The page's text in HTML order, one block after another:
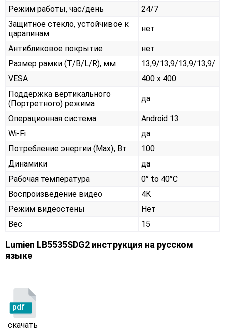
Режим работы, час/день
24/7
Защитное стекло, устойчивое к
царапинам
нет
Антибликовое покрытие
нет
Размер рамки (T/B/L/R), мм
13,9/13,9/13,9/13,9/
VESA
400 x 400
Поддержка вертикального
(Портретного) режима
да
Операционная система
Android 13
Wi-Fi
да
Потребление энергии (Max), Вт
100
Динамики
да
Рабочая температура
0° to 40°C
Воспроизведение видео
4К
Режим видеостены
Нет
Вес
15
Lumien LB5535SDG2 инструкция на русском
языке
pdf
скачать